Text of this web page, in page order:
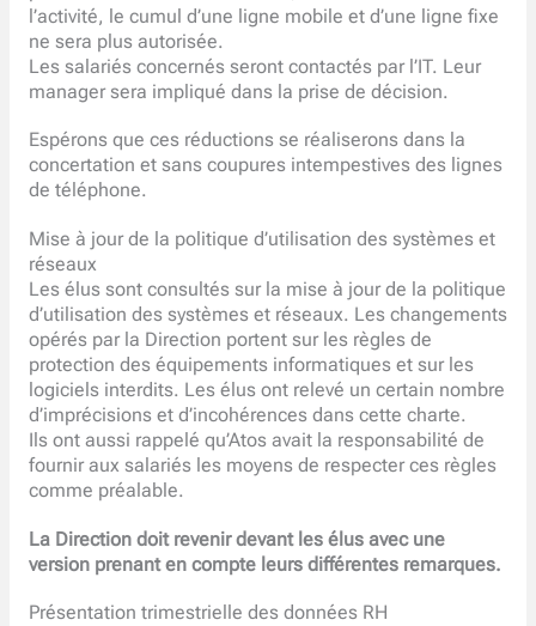
l’activité, le cumul d’une ligne mobile et d’une ligne fixe
ne sera plus autorisée.
Les salariés concernés seront contactés par l’IT. Leur
manager sera impliqué dans la prise de décision.
Espérons que ces réductions se réaliserons dans la
concertation et sans coupures intempestives des lignes
de téléphone.
Mise à jour de la politique d’utilisation des systèmes et
réseaux
Les élus sont consultés sur la mise à jour de la politique
d’utilisation des systèmes et réseaux. Les changements
opérés par la Direction portent sur les règles de
protection des équipements informatiques et sur les
logiciels interdits. Les élus ont relevé un certain nombre
d’imprécisions et d’incohérences dans cette charte.
Ils ont aussi rappelé qu’Atos avait la responsabilité de
fournir aux salariés les moyens de respecter ces règles
comme préalable.
La Direction doit revenir devant les élus avec une
version prenant en compte leurs différentes remarques.
Présentation trimestrielle des données RH